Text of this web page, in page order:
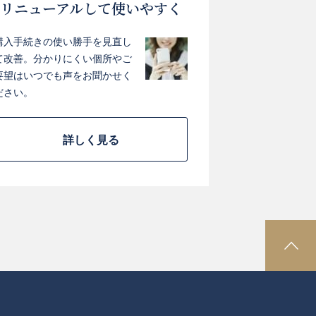
リニューアルして使いやすく
入手続きの使い勝手を見直し
改善。分かりにくい個所やご
望はいつでも声をお聞かせく
さい。
詳しく見る
P
A